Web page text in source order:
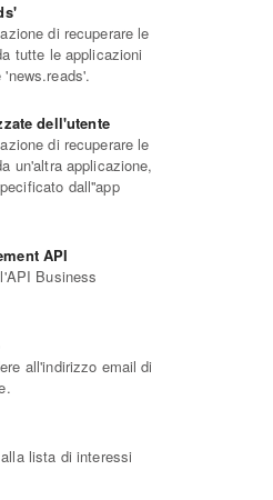
di recuperare le
tutte le applicazioni
dell'utente
di recuperare le
un'altra applicazione,
dall''app
API
Business
all'indirizzo email di
lista di interessi